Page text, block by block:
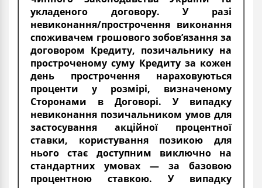
укладеного договору. У разі
невиконання/прострочення виконання
споживачем грошового зобов’язання за
договором Кредиту, позичальнику на
простроченому суму Кредиту за кожен
день прострочення нараховуються
проценти у розмірі, визначеному
Сторонами в Договорі. У випадку
невиконання позичальником умов для
застосування акційної процентної
ставки, користування позикою для
нього стає доступним виключно на
стандартних умовах — за базовою
процентною ставкою. У випадку